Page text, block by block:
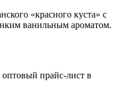
«красного куста» с
ванильным ароматом.
прайс-лист в